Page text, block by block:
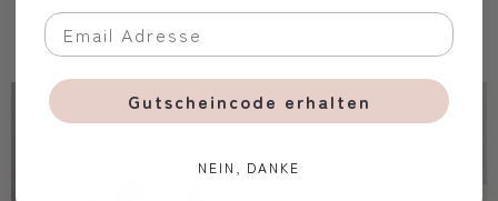
Oft zusammen gekauft
Gutscheincode erhalten
NEIN, DANKE